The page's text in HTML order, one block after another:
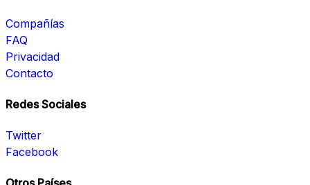
Compañías
FAQ
Privacidad
Contacto
Redes Sociales
Twitter
Facebook